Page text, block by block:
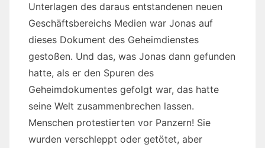
Unterlagen des daraus entstandenen neuen
Geschäftsbereichs Medien war Jonas auf
dieses Dokument des Geheimdienstes
gestoßen. Und das, was Jonas dann gefunden
hatte, als er den Spuren des
Geheimdokumentes gefolgt war, das hatte
seine Welt zusammenbrechen lassen.
Menschen protestierten vor Panzern! Sie
wurden verschleppt oder getötet, aber